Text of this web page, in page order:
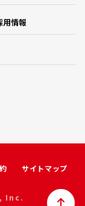
用情報
サイトマップ
Inc.